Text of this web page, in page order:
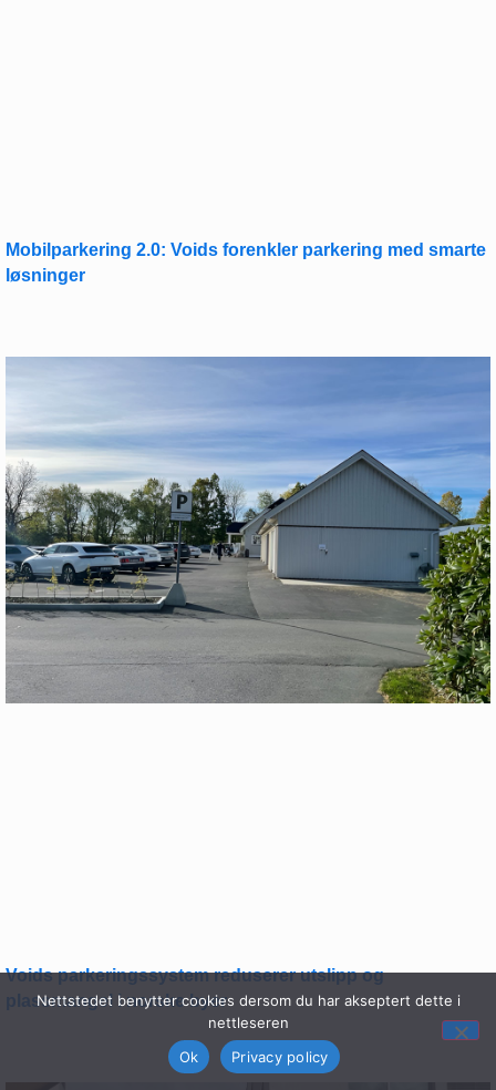
Mobilparkering 2.0: Voids forenkler parkering med smarte
løsninger
Voids parkeringssystem reduserer utslipp og
plassmangel i norske byer
Nettstedet benytter cookies dersom du har akseptert dette i
nettleseren
Ok
Privacy policy